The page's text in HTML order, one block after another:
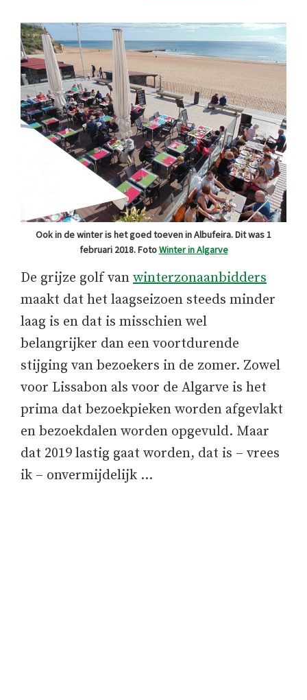
Ook in de winter is het goed toeven in Albufeira. Dit was 1
februari 2018. FotoWinter in Algarve
De grijze golf van winterzonaanbidders
maakt dat het laagseizoen steeds minder
laag is en dat is misschien wel
belangrijker dan een voortdurende
stijging van bezoekers in de zomer. Zowel
voor Lissabon als voor de Algarve is het
prima dat bezoekpieken worden afgevlakt
en bezoekdalen worden opgevuld. Maar
dat 2019 lastig gaat worden, dat is – vrees
ik – onvermijdelijk …